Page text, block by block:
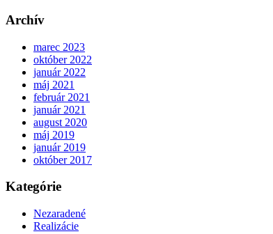
Archív
marec 2023
október 2022
január 2022
máj 2021
február 2021
január 2021
august 2020
máj 2019
január 2019
október 2017
Kategórie
Nezaradené
Realizácie